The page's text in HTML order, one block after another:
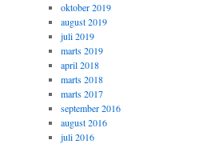
oktober 2019
august 2019
juli 2019
marts 2019
april 2018
marts 2018
marts 2017
september 2016
august 2016
juli 2016